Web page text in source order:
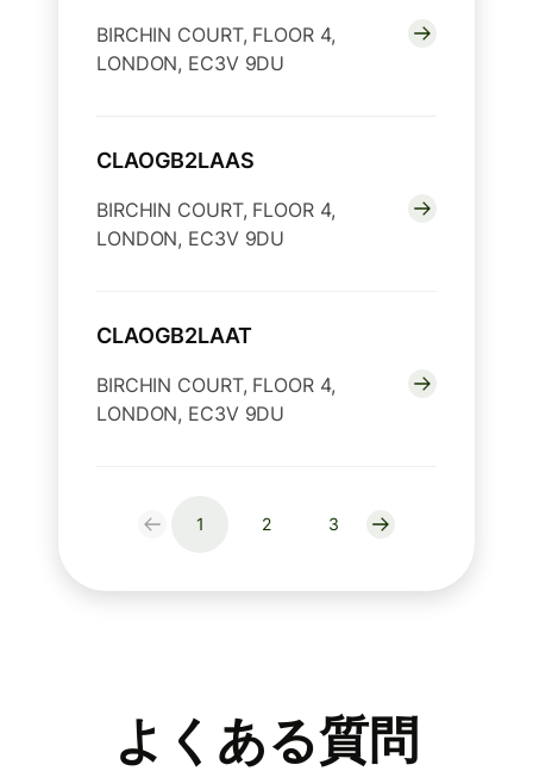
BIRCHIN COURT, FLOOR 4,
LONDON, EC3V 9DU
CLAOGB2LAAS
BIRCHIN COURT, FLOOR 4,
LONDON, EC3V 9DU
CLAOGB2LAAT
BIRCHIN COURT, FLOOR 4,
LONDON, EC3V 9DU
1 2 3
よくある質問